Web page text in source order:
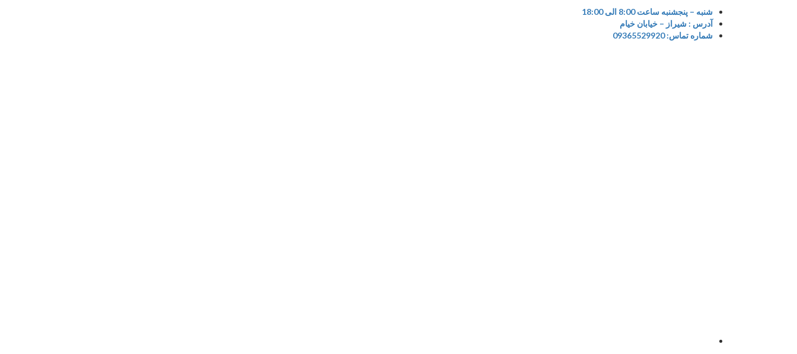
شنبه – پنجشنبه ساعت 8:00 الی 18:00
آدرس : شیراز – خیابان خیام
شماره تماس: 09365529920